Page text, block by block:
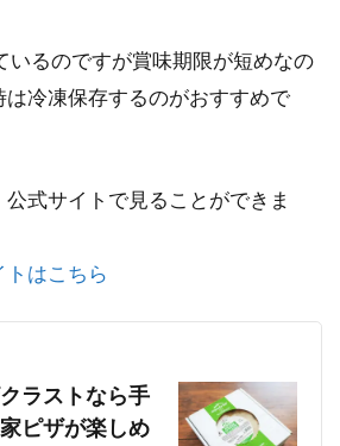
いるのですが賞味期限が短めなの
は冷凍保存するのがおすすめで
式サイトで見ることができま
トはこちら
ラストなら手
ピザが楽しめ